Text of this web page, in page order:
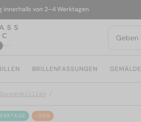
von 2–4 Werktagen
BRILLENFASSUNGEN GEMÄLDE
Sonnenbrillen
-20%